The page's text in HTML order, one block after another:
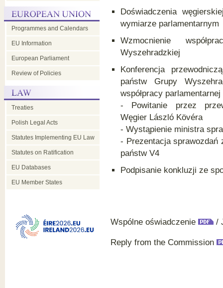
Programmes and Calendars
EU Information
European Parliament
Review of Policies
Treaties
Polish Legal Acts
Statutes Implementing EU Law
Statutes on Ratification
EU Databases
EU Member States
Doświadczenia
wymiarze parlamentarnym
Wzmocnienie
Wyszehradzkiej
Konferencja
państw Grupy
współpracy
- Powitanie przez
Węgier László Kövéra
- Wystąpienie ministra
- Prezentacja sprawozdań
państw V4
Podpisanie konkluzji ze
Wspólne oświadczenie /
Reply from the Commission